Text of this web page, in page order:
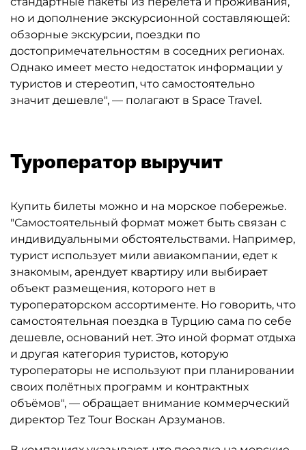
но и дополнение экскурсионной составляющей:
обзорные экскурсии, поездки по
достопримечательностям в соседних регионах.
Однако имеет место недостаток информации у
туристов и стереотип, что самостоятельно
значит дешевле", — полагают в Space Travel.
Туроператор выручит
Купить билеты можно и на морское побережье.
"Самостоятельный формат может быть связан с
индивидуальными обстоятельствами. Например,
турист использует мили авиакомпании, едет к
знакомым, арендует квартиру или выбирает
объект размещения, которого нет в
туроператорском ассортименте. Но говорить, что
самостоятельная поездка в Турцию сама по себе
дешевле, оснований нет. Это иной формат отдыха
и другая категория туристов, которую
туроператоры не используют при планировании
своих полётных программ и контрактных
объёмов", — обращает внимание коммерческий
директор Tez Tour Воскан Арзуманов.